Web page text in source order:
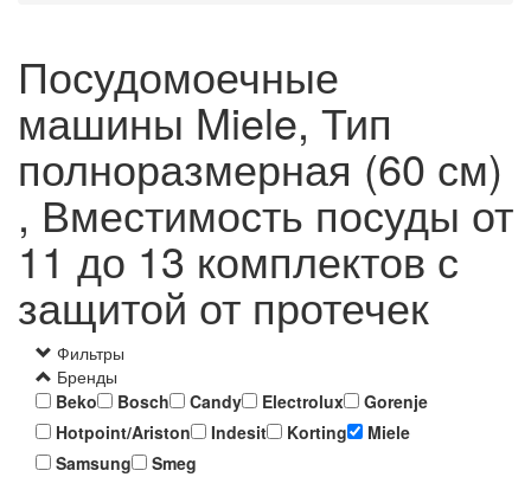
Посудомоечные
машины Miele, Тип
полноразмерная (60 см)
, Вместимость посуды от
11 до 13 комплектов с
защитой от протечек
Фильтры
Бренды
Beko
Bosch Candy Electrolux
Gorenje
Hotpoint/Ariston
Indesit Korting
Miele
Samsung
Smeg